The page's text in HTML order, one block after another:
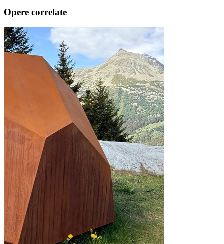
Opere correlate